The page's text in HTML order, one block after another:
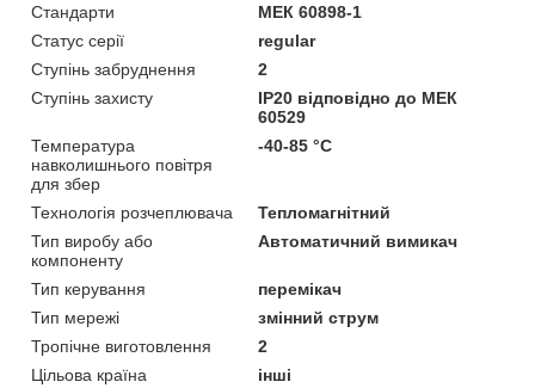
Стандарти
МЕК 60898-1
Статус серії
regular
Ступінь забруднення
2
Ступінь захисту
IP20 відповідно до МЕК
60529
Температура
навколишнього повітря
для збер
-40-85 °C
Технологія розчеплювача
Тепломагнітний
Тип виробу або
компоненту
Автоматичний вимикач
Тип керування
перемікач
Тип мережі
змінний струм
Тропічне виготовлення
2
Цільова країна
інші